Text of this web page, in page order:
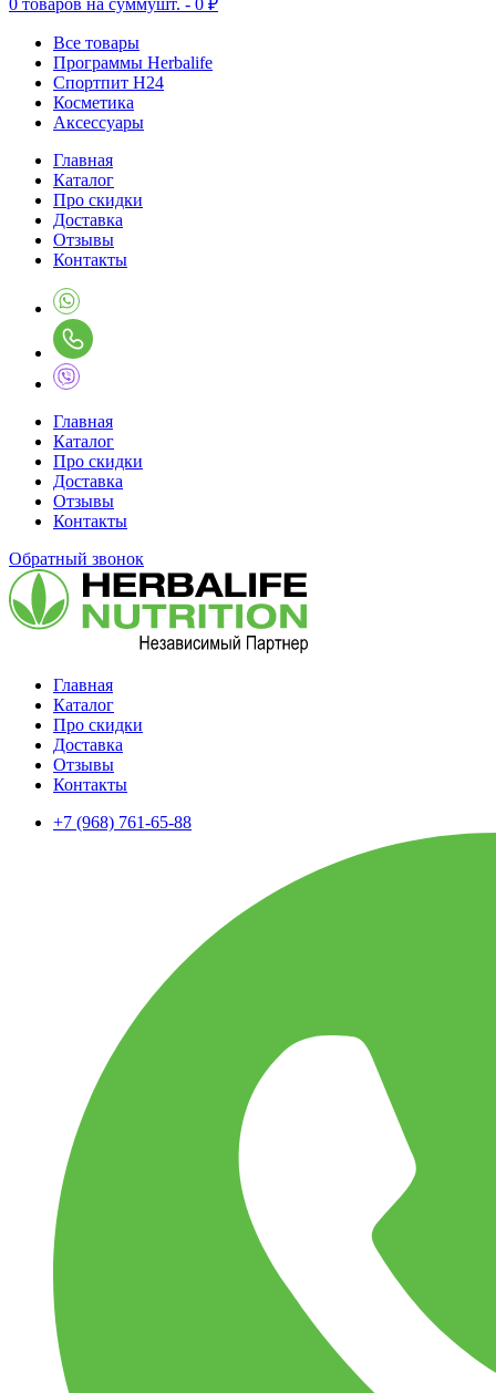
0 товаров на суммушт. - 0 ₽
Все товары
Программы Herbalife
Спортпит H24
Косметика
Аксессуары
Главная
Каталог
Про скидки
Доставка
Отзывы
Контакты
Главная
Каталог
Про скидки
Доставка
Отзывы
Контакты
Обратный звонок
Главная
Каталог
Про скидки
Доставка
Отзывы
Контакты
+7 (968) 761-65-88